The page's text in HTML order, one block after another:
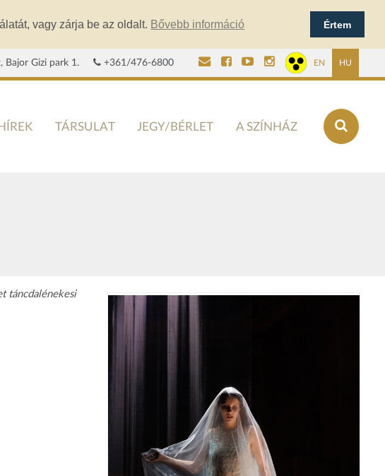
vagy zárja be az oldalt. Bővebb információ Értem
Bajor Gizi park 1. +361/476-6800 EN HU
HÍREK TÁRSULAT JEGY/BÉRLET A SZÍNHÁZ
táncdalénekesi